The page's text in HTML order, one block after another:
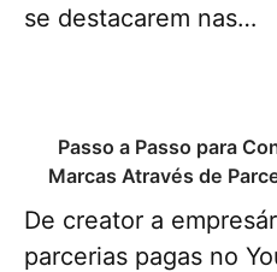
se destacarem nas…
Passo a Passo para
Marcas Através de
De creator a
parcerias pagas no